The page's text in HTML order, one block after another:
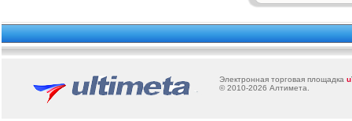
Электронная торговая площадка u
© 2010-2026 Алтимета